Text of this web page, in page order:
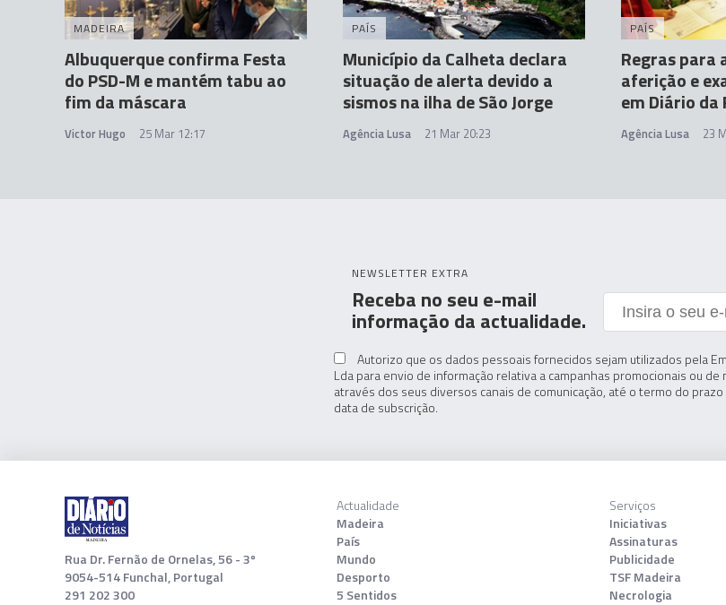
MADEIRA
Albuquerque confirma Festa
do PSD-M e mantém tabu ao
fim da máscara
Victor Hugo 25 Mar 12:17
PAÍS
Município da Calheta declara
situação de alerta devido a
sismos na ilha de São Jorge
Agência Lusa 21 Mar 20:23
PAÍS
Regras para
aferição e
em Diário da
Agência Lusa 23
NEWSLETTER EXTRA
Receba no seu e-mail
informação da actualidade.
Autorizo que os dados pessoais fornecidos sejam utilizados pela
Lda para envio de informação relativa a campanhas promocionais ou de
através dos seus diversos canais de comunicação, até o termo do
data de subscrição.
Rua Dr. Fernão de Ornelas, 56 - 3º
9054-514 Funchal, Portugal
291 202 300
Actualidade
Madeira
País
Mundo
Desporto
5 Sentidos
Serviços
Iniciativas
Assinaturas
Publicidade
TSF Madeira
Necrologia